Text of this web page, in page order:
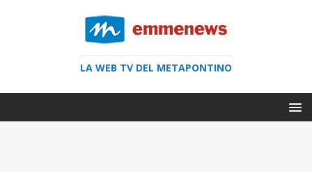
LA WEB TV DEL METAPONTINO